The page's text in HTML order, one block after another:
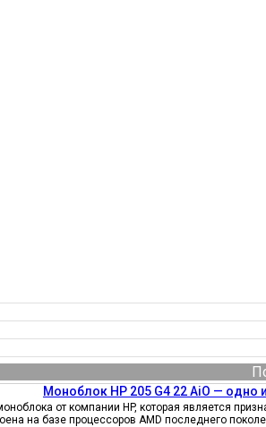
Моноблок HP 205 G4 22 AiO —
от компании HP, которая является
на базе процессоров AMD последнего